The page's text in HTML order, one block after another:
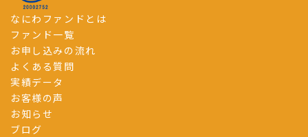
なにわファンドとは
ファンド一覧
お申し込みの流れ
よくある質問
実績データ
お客様の声
お知らせ
ブログ